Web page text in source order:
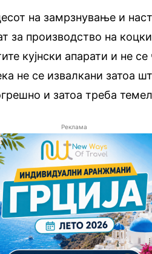
на замрзнување и
за производство на
кујнски апарати и не
не се извалкани затоа
и затоа треба
Реклама